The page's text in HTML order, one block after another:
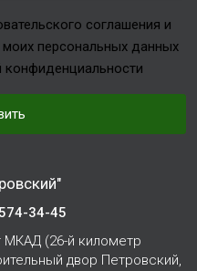
соглашения и
персональных данных
конфиденциальности
34-45
МКАД (26-й километр
двор Петровский,